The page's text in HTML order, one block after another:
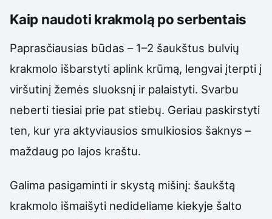
Kaip naudoti krakmolą po serbentais
Paprasčiausias būdas – 1–2 šaukštus bulvių
krakmolo išbarstyti aplink krūmą, lengvai įterpti į
viršutinį žemės sluoksnį ir palaistyti. Svarbu
neberti tiesiai prie pat stiebų. Geriau paskirstyti
ten, kur yra aktyviausios smulkiosios šaknys –
maždaug po lajos kraštu.
Galima pasigaminti ir skystą mišinį: šaukštą
krakmolo išmaišyti nedideliame kiekyje šalto